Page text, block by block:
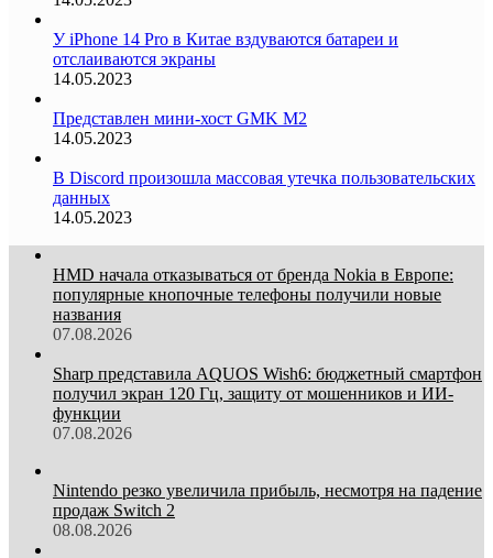
У iPhone 14 Pro в Китае вздуваются батареи и
отслаиваются экраны
14.05.2023
Представлен мини-хост GMK M2
14.05.2023
В Discord произошла массовая утечка пользовательских
данных
14.05.2023
HMD начала отказываться от бренда Nokia в Европе:
популярные кнопочные телефоны получили новые
названия
07.08.2026
Sharp представила AQUOS Wish6: бюджетный смартфон
получил экран 120 Гц, защиту от мошенников и ИИ-
функции
07.08.2026
Nintendo резко увеличила прибыль, несмотря на падение
продаж Switch 2
08.08.2026